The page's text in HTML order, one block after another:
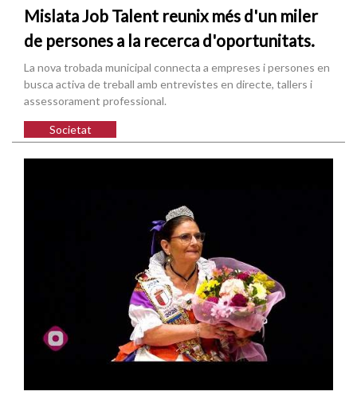
Mislata Job Talent reunix més d'un miler
de persones a la recerca d'oportunitats.
La nova trobada municipal connecta a empreses i persones en
busca activa de treball amb entrevistes en directe, tallers i
assessorament professional.
Societat